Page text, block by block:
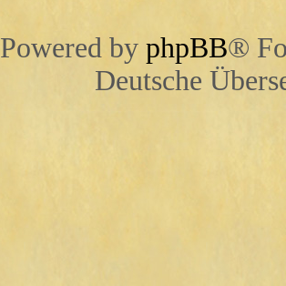
Powered by phpBB®
Deutsche